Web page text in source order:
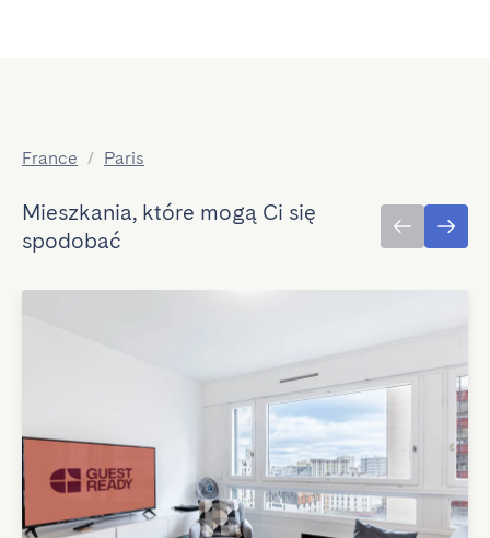
France / Paris
Mieszkania, które mogą Ci się
spodobać